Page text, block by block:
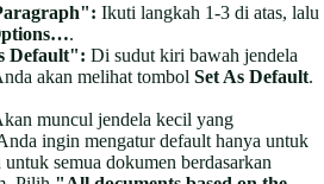
Ikuti langkah 1-3 di atas, lalu
.
Default": Di sudut kiri bawah jendela
akan melihat tombol Set As Default.
muncul jendela kecil yang
ingin mengatur default hanya untuk
semua dokumen berdasarkan